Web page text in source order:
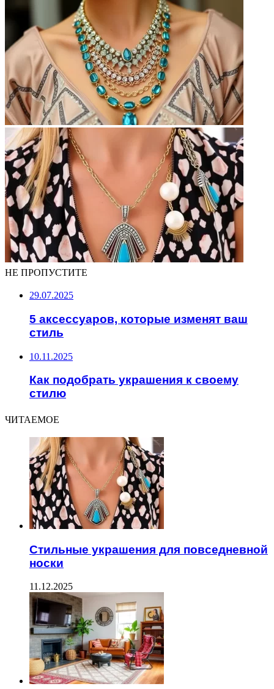
НЕ ПРОПУСТИТЕ
29.07.2025
5 аксессуаров, которые изменят ваш
стиль
10.11.2025
Как подобрать украшения к своему
стилю
ЧИТАЕМОЕ
Стильные украшения для повседневной
носки
11.12.2025